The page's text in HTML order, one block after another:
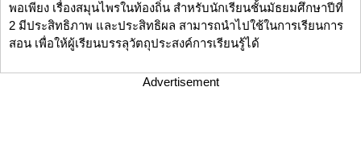
พอเพียง เรื่องสมุนไพรในท้องถิ่น สำหรับนักเรียนชั้นมัธยมศึกษาปีที่
2 มีประสิทธิภาพ และประสิทธิผล สามารถนำไปใช้ในการเรียนการ
สอน เพื่อให้ผู้เรียนบรรลุวัตถุประสงค์การเรียนรู้ได้
Advertisement